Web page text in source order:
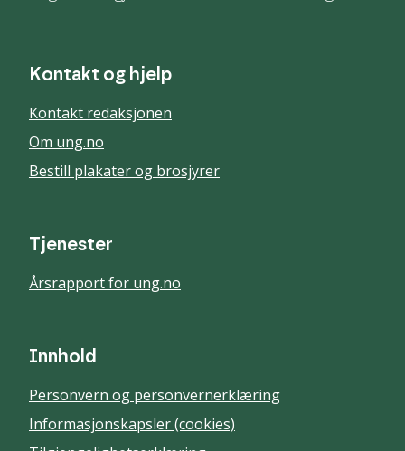
Kontakt og hjelp
Kontakt redaksjonen
Om ung.no
Bestill plakater og brosjyrer
Tjenester
Årsrapport for ung.no
Innhold
Personvern og personvernerklæring
Informasjonskapsler (cookies)